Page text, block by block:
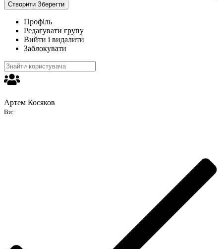
Створити Зберегти
Профіль
Редагувати групу
Вийти і видалити
Заблокувати
Артем Косяков
Ви: